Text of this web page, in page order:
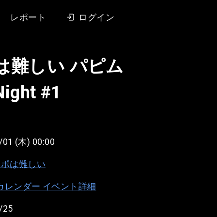
レポート ログイン
難しい パピム
#1
(木) 00:00
は難しい
レンダー イベント詳細
25